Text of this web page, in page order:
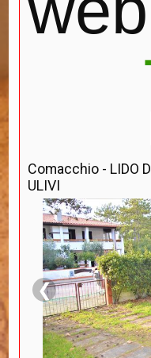
Comacchio - LIDO
ULIVI
❮